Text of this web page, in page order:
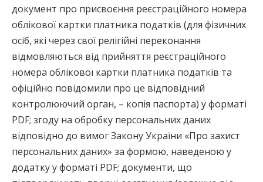
документ про присвоєння реєстраційного номера
облікової картки платника податків (для фізичних
осіб, які через свої релігійні переконання
відмовляються від прийняття реєстраційного
номера облікової картки платника податків та
офіційно повідомили про це відповідний
контролюючий орган, – копія паспорта) у форматі
PDF; згоду на обробку персональних даних
відповідно до вимог Закону України «Про захист
персональних даних» за формою, наведеною у
додатку у форматі PDF; документи, що